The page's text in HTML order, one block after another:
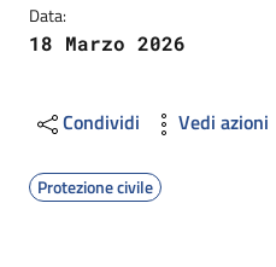
Data:
18 Marzo 2026
Condividi Vedi azioni
Protezione civile